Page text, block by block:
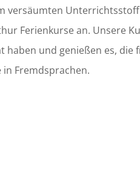
versäumten
Ferienkurse an. Unsere
haben und genießen es,
Fremdsprachen.